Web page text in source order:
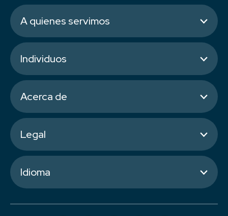
A quienes servimos
Individuos
Acerca de
Legal
Idioma